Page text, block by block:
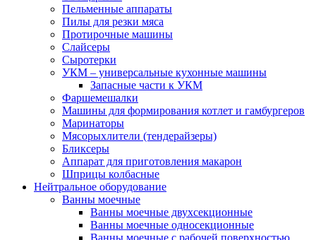
Пельменные аппараты
Пилы для резки мяса
Протирочные машины
Слайсеры
Сыротерки
УКМ – универсальные кухонные машины
Запасные части к УКМ
Фаршемешалки
Машины для формирования котлет и гамбургеров
Маринаторы
Мясорыхлители (тендерайзеры)
Бликсеры
Аппарат для приготовления макарон
Шприцы колбасные
Нейтральное оборудование
Ванны моечные
Ванны моечные двухсекционные
Ванны моечные односекционные
Ванны моечные с рабочей поверхностью